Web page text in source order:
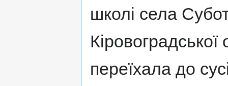
школі села
переїхала до